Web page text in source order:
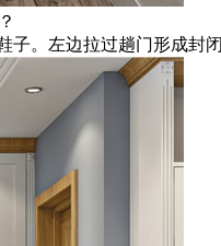
子。左边拉过趟门形成封